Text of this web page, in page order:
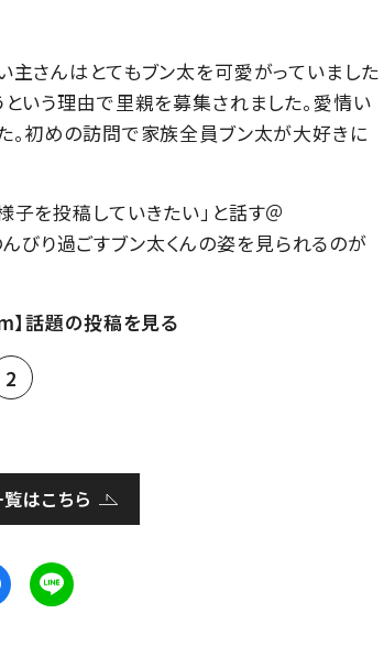
主さんはとてもブン太を可愛がっていました
いう理由で里親を募集されました。愛情い
。初めの訪問で家族全員ブン太が大好きに
を投稿していきたい」と話す＠
びり過ごすブン太くんの姿を見られるのが
】話題の投稿を見る
2
はこちら